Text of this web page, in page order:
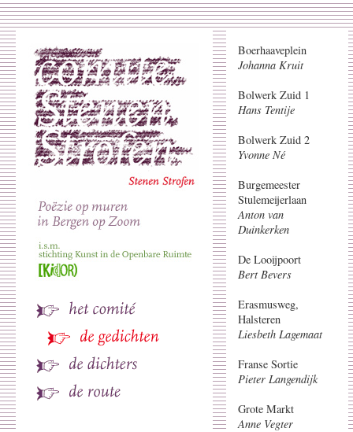
Boerhaaveplein
Johanna Kruit
Bolwerk Zuid 1
Hans Tentije
Bolwerk Zuid 2
Yvonne Né
Burgemeester
Stulemeijerlaan
Anton van
Duinkerken
De Looijpoort
Bert Bevers
Erasmusweg,
Halsteren
Liesbeth Lagemaat
Franse Sortie
Pieter Langendijk
Grote Markt
Anne Vegter